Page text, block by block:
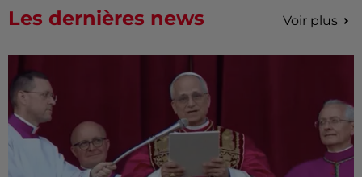
Les dernières news Voir plus